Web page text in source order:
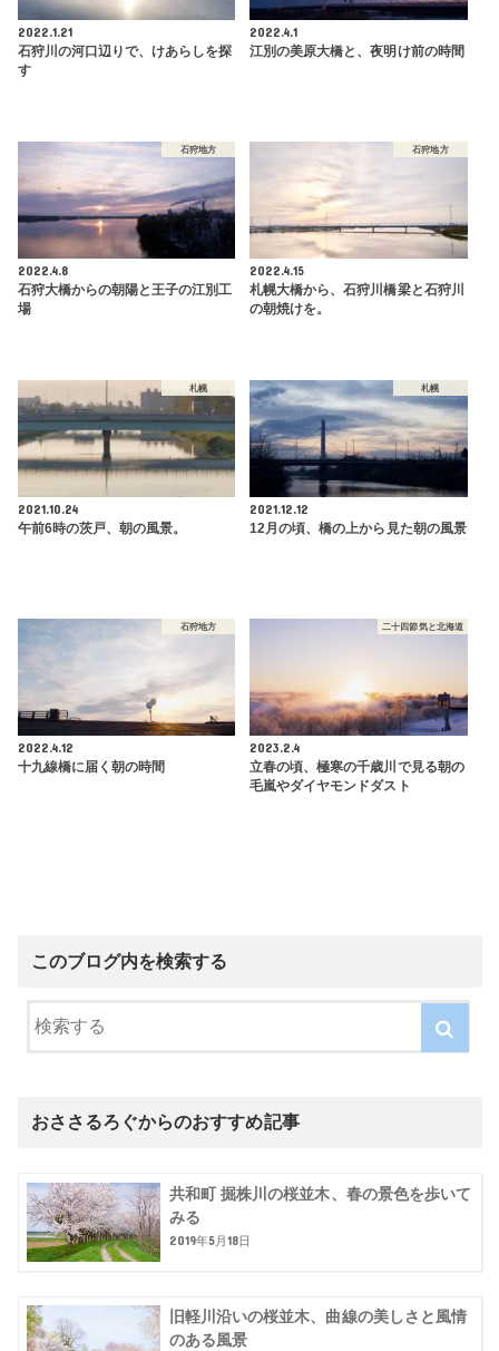
2022.1.21
石狩川の河口辺りで、けあらしを探
す
2022.4.1
江別の美原大橋と、夜明け前の時間
石狩地方
2022.4.8
石狩大橋からの朝陽と王子の江別工
場
石狩地方
2022.4.15
札幌大橋から、石狩川橋梁と石狩川
の朝焼けを。
札幌
2021.10.24
午前6時の茨戸、朝の風景。
札幌
2021.12.12
12月の頃、橋の上から見た朝の風景
石狩地方
2022.4.12
十九線橋に届く朝の時間
二十四節気と北海道
2023.2.4
立春の頃、極寒の千歳川で見る朝の
毛嵐やダイヤモンドダスト
このブログ内を検索する
おささるろぐからのおすすめ記事
共和町 掘株川の桜並木、春の景色を歩いて
みる
2019年5月18日
旧軽川沿いの桜並木、曲線の美しさと風情
のある風景